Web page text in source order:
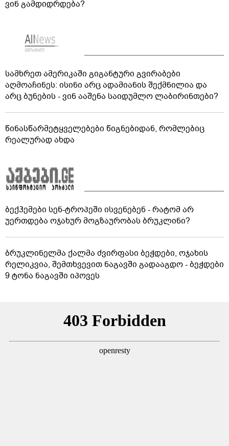
ვინ გამდიდრდება?
სამხრეთ ამერიკაში გიგანტური გვირაბები
აღმოაჩინეს: ისინი არც ადამიანის შექმნილია და
არც ბუნების - ვინ ააშენა საიდუმლო ლაბირინთები?
წინასწარმეტყველებები წიგნებიდან, რომლებიც
რეალურად ახდა
ბექჰემები სენ-ტროპეში ისვენებენ - რატომ არ
უერთდება ოჯახურ მოგზაურობას ბრუკლინი?
ბრუკლინელმა ქალმა ძვირფასი ბეჭდები, ოჯახის
რელიკვია, შემთხვევით ნაგავში გადააგდო - ბეჭდები
9 ტონა ნაგავში იპოვეს